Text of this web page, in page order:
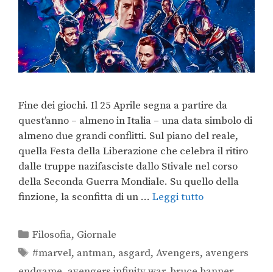
Fine dei giochi. Il 25 Aprile segna a partire da
quest’anno – almeno in Italia – una data simbolo di
almeno due grandi conflitti. Sul piano del reale,
quella Festa della Liberazione che celebra il ritiro
dalle truppe nazifasciste dallo Stivale nel corso
della Seconda Guerra Mondiale. Su quello della
finzione, la sconfitta di un … Leggi tutto
Filosofia, Giornale
#marvel, antman, asgard,Avengers, avengers